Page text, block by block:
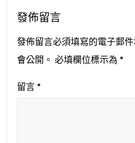
發佈留言
發佈留言必須填寫的電子郵
會公開。 必填欄位標示為 *
留言 *